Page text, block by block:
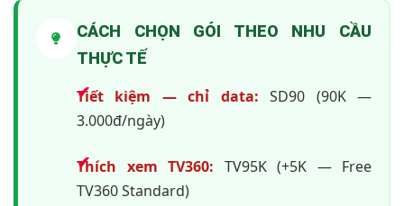
CÁCH CHỌN GÓI THEO NHU CẦU
THỰC TẾ
Tiết kiệm — chỉ data: SD90 (90K —
3.000đ/ngày)
Thích xem TV360: TV95K (+5K — Free
TV360 Standard)